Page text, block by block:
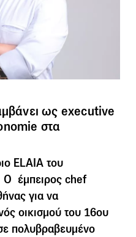
ως executive
στα
ELAIA του
έμπειρος chef
για να
οικισμού του 16ου
πολυβραβευμένο